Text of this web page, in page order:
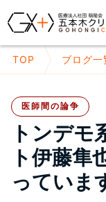
TOP ブログ一
医師間の論争
トンデモ
ト伊藤隼
っていま